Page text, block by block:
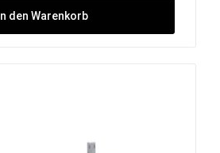
In den Warenkorb